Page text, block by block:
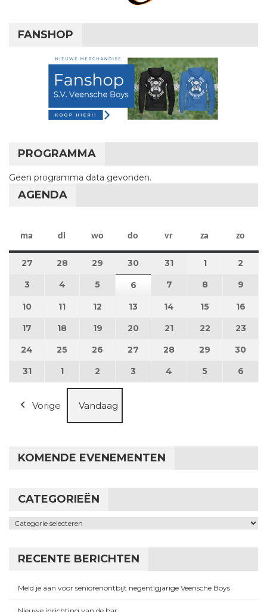
FANSHOP
PROGRAMMA
Geen programma data gevonden.
AGENDA
ma maandag
di dinsdag
wo woensdag
do donderdag
vr vrijdag
za zaterdag
zo
27 27 juli 2026
28 28 juli 2026
29 29 juli 2026
30 30 juli 2026
31 31 juli 2026
11 augustus
2
3 3 augustus 2026
4 4 augustus 2026
5 5 augustus 2026
6 6 augustus 2026
7 7 augustus 2026
8 8 augustus
9
10 10 augustus 2026
11 11 augustus 2026
12 12 augustus 2026
13 13 augustus 2026
14 14 augustus 2026
15 15 16
17 17 augustus 2026
18 18 augustus 2026
19 19 augustus 2026
20 20 augustus 2026
21 21 augustus 2026
22 22 23
24 24 augustus 2026
25 25 augustus 2026
26 26 augustus 2026
27 27 augustus 2026
28 28 augustus 2026
29 29 30
3131 augustus 2026
1 1 september 2026
2 2 september 2026
3 3 september 2026
4 4 september 2026
5 5 6
Vorige Vandaag
KOMENDE EVENEMENTEN
CATEGORIEËN
Categorieën
RECENTE BERICHTEN
Meld je aan voor seniorenontbijt negentigjarige Veensche Boys